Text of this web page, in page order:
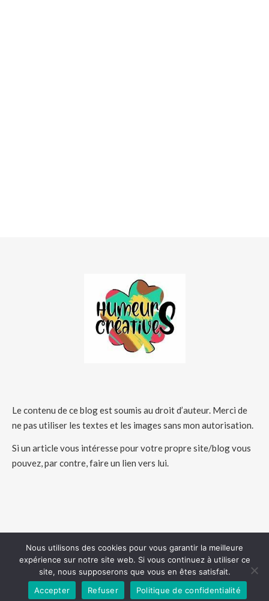
Le contenu de ce blog est soumis au droit d’auteur. Merci de
ne pas utiliser les textes et les images sans mon autorisation.
Si un article vous intéresse pour votre propre site/blog vous
pouvez, par contre, faire un lien vers lui.
COPYRIGHT 2026 - HUMEURSCREATIVES
Nous utilisons des cookies pour vous garantir la meilleure
expérience sur notre site web. Si vous continuez à utiliser ce
site, nous supposerons que vous en êtes satisfait.
Accepter
Refuser Politique de confidentialité